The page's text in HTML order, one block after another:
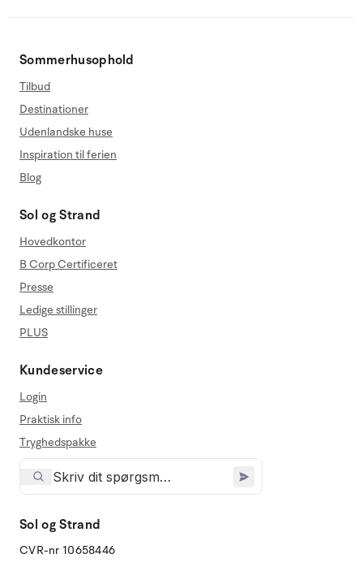
Sommerhusophold
Tilbud
Destinationer
Udenlandske huse
Inspiration til ferien
Blog
Sol og Strand
Hovedkontor
B Corp Certificeret
Presse
Ledige stillinger
PLUS
Kundeservice
Login
Praktisk info
Tryghedspakke
Sol og Strand
CVR-nr 10658446